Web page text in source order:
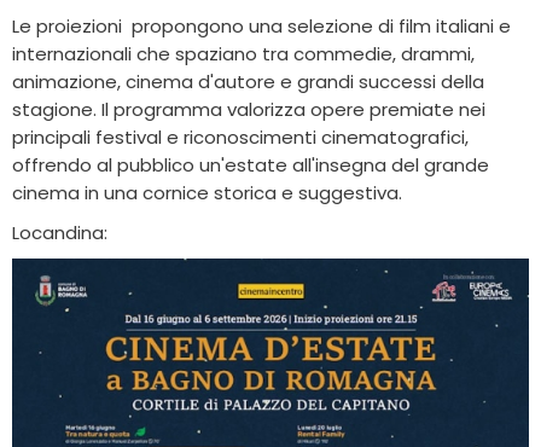
Le proiezioni propongono una selezione di film italiani e
internazionali che spaziano tra commedie, drammi,
animazione, cinema d'autore e grandi successi della
stagione. Il programma valorizza opere premiate nei
principali festival e riconoscimenti cinematografici,
offrendo al pubblico un'estate all'insegna del grande
cinema in una cornice storica e suggestiva.
Locandina: